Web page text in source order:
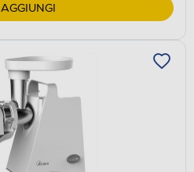
AGGIUNGI